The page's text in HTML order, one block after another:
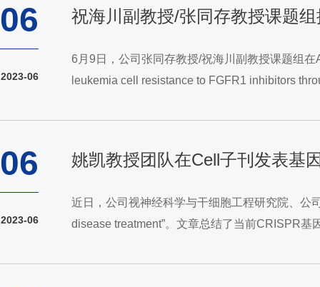
06
2023-06
祝海川副教授/张同存教授课题
6月9日，公司张同存教授/祝海川副教授课题组
leukemia cell resistance to FGFR1 inhibitors
06
2023-06
姚凯教授团队在Cell子刊发表基
近日，公司视神经科学与干细胞工程研究院、公
disease treatment”。文章总结了当前CRISPR